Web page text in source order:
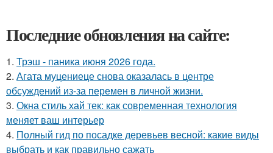
Последние обновления на сайте:
1. Трэш - паника июня 2026 года.
2. Агата муцениеце снова оказалась в центре
обсуждений из-за перемен в личной жизни.
3. Окна стиль хай тек: как современная технология
меняет ваш интерьер
4. Полный гид по посадке деревьев весной: какие виды
выбрать и как правильно сажать